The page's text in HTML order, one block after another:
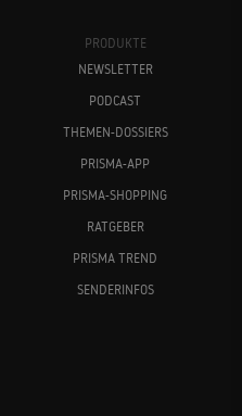
PRODUKTE
NEWSLETTER
PODCAST
THEMEN-DOSSIERS
PRISMA-APP
PRISMA-SHOPPING
RATGEBER
PRISMA TREND
SENDERINFOS